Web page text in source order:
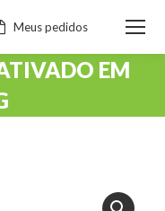
Meus pedidos
EM